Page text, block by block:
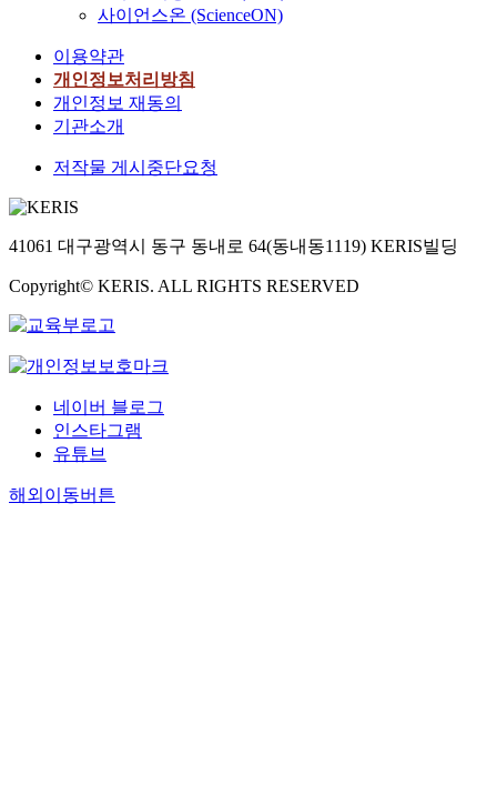
사이언스온 (ScienceON)
이용약관
개인정보처리방침
개인정보 재동의
기관소개
저작물 게시중단요청
41061 대구광역시 동구 동내로 64(동내동1119) KERIS빌딩
Copyright© KERIS. ALL RIGHTS RESERVED
네이버 블로그
인스타그램
유튜브
해외이동버튼